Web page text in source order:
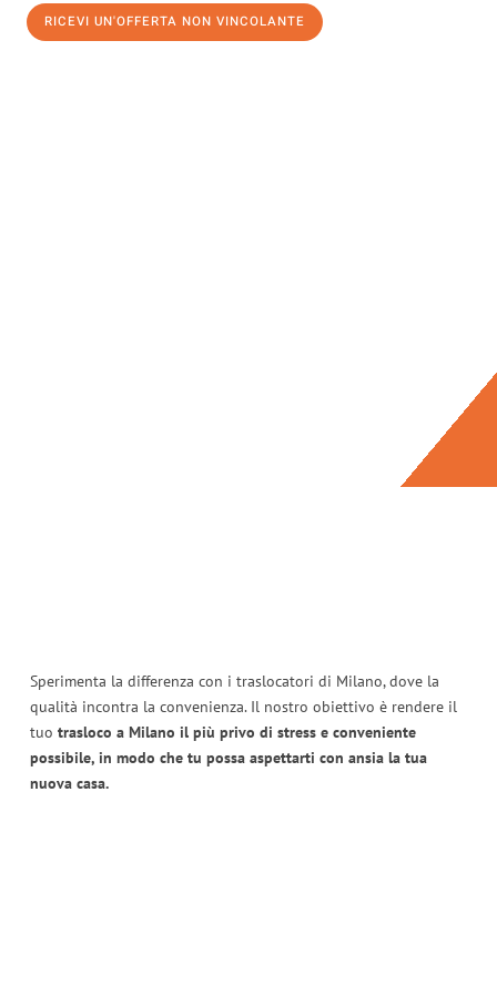
RICEVI UN'OFFERTA NON VINCOLANTE
Sperimenta la differenza con i traslocatori di Milano, dove la
qualità incontra la convenienza. Il nostro obiettivo è rendere il
tuo trasloco a Milano il più privo di stress e conveniente
possibile, in modo che tu possa aspettarti con ansia la tua
nuova casa.